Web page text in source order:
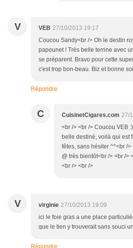
V VEB 27/10/2013 19:17
Coucou Sandy<br /> Oh le destin
papounet ! Très belle terrine avec
se préparent. Bravo pour cette
c'est trop bon-beau. Biz et bonne
Répondre
C CuisinetCigares.com 27/
<br /> <br /> Coucou VEB
belle destiné, voilà qui est
fêtes, sans hésiter ^^<br /
@ très bientôt<br /> <br />
<br /> <br />
V virginie 27/10/2013 19:09
ici le foie gras a une place
que le tien y trouverait sans souci
Répondre